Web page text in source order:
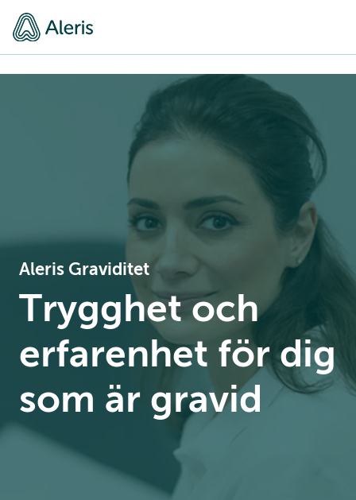
Aleris Graviditet
Trygghet och
erfarenhet för dig
som är gravid